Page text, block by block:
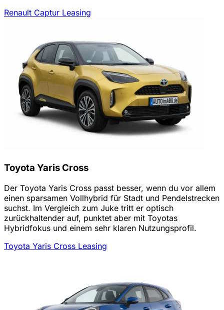
Renault Captur Leasing
Toyota Yaris Cross
Der Toyota Yaris Cross passt besser, wenn du vor allem
einen sparsamen Vollhybrid für Stadt und Pendelstrecken
suchst. Im Vergleich zum Juke tritt er optisch
zurückhaltender auf, punktet aber mit Toyotas
Hybridfokus und einem sehr klaren Nutzungsprofil.
Toyota Yaris Cross Leasing